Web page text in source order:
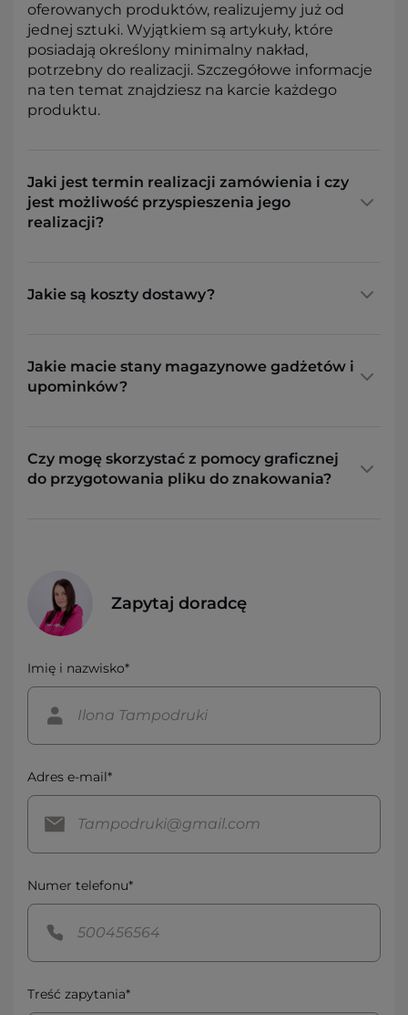
oferowanych produktów, realizujemy już od
jednej sztuki. Wyjątkiem są artykuły, które
posiadają określony minimalny nakład,
potrzebny do realizacji. Szczegółowe informacje
na ten temat znajdziesz na karcie każdego
produktu.
Jaki jest termin realizacji zamówienia i czy
jest możliwość przyspieszenia jego
realizacji?
Jakie są koszty dostawy?
Jakie macie stany magazynowe gadżetów i
upominków?
Czy mogę skorzystać z pomocy graficznej
do przygotowania pliku do znakowania?
Zapytaj doradcę
Imię i nazwisko*
Adres e-mail*
Numer telefonu*
Treść zapytania*